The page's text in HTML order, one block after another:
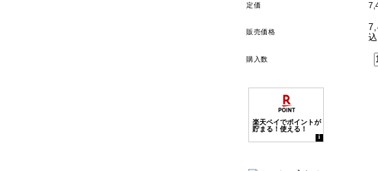
定価
販売価格
購入数